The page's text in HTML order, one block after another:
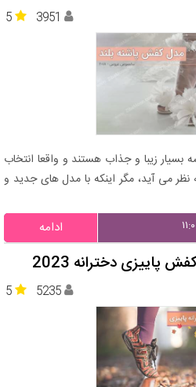
5 3951
زیبا و جذاب هستند و واقعا انتخاب
می آید، مگر اینکه با مدل های جدید و
ادامه
دخترانه 2023
5 5235